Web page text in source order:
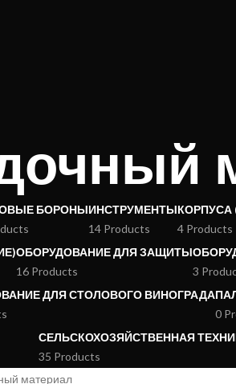
БОРОНЫИНСТРУМЕНТЫ
14 Products
4 Products
ОБОРУДОВАНИЕ ДЛЯ ЗАЩИТЫ
16 Products
3
ДЛЯ СТОЛОВОГО ВИНОГРАДА
0
СЕЛЬСКОХОЗЯЙСТВЕННАЯ
35 Products
материал